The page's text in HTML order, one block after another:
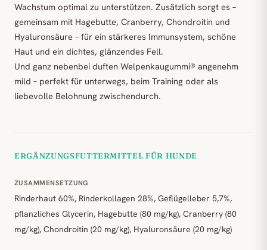
Wachstum optimal zu unterstützen. Zusätzlich sorgt es –
gemeinsam mit Hagebutte, Cranberry, Chondroitin und
Hyaluronsäure – für ein stärkeres Immunsystem, schöne
Haut und ein dichtes, glänzendes Fell.
Und ganz nebenbei duften Welpenkaugummi® angenehm
mild – perfekt für unterwegs, beim Training oder als
liebevolle Belohnung zwischendurch.
ERGÄNZUNGSFUTTERMITTEL FÜR HUNDE
ZUSAMMENSETZUNG
Rinderhaut 60%, Rinderkollagen 28%, Geflügelleber 5,7%,
pflanzliches Glycerin, Hagebutte (80 mg/kg), Cranberry (80
mg/kg), Chondroitin (20 mg/kg), Hyaluronsäure (20 mg/kg)